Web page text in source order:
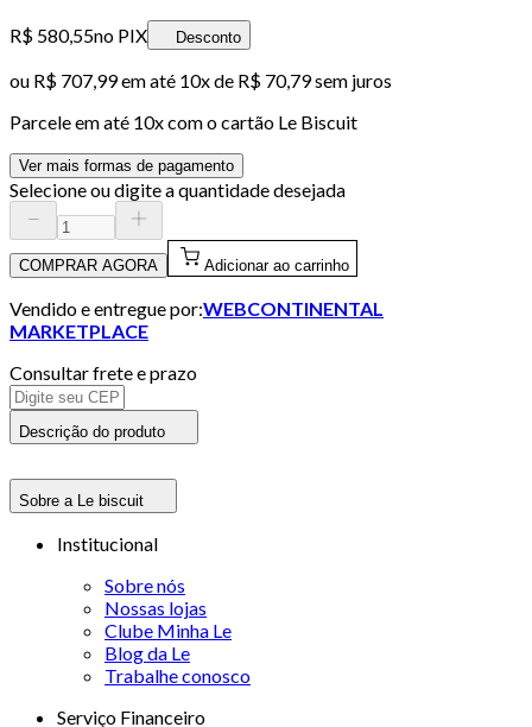
R$ 580,55no PIX Desconto
ou R$ 707,99em até 10x de R$ 70,79 sem juros
Parcele em até 10x com o cartão Le Biscuit
Ver mais formas de pagamento
Selecione ou digite a quantidade desejada
COMPRAR AGORA Adicionar ao carrinho
Vendido e entregue por:WEBCONTINENTAL
MARKETPLACE
Consultar frete e prazo
Descrição do produto
Sobre a Le biscuit
Institucional
Sobre nós
Nossas lojas
Clube Minha Le
Blog da Le
Trabalhe conosco
Serviço Financeiro